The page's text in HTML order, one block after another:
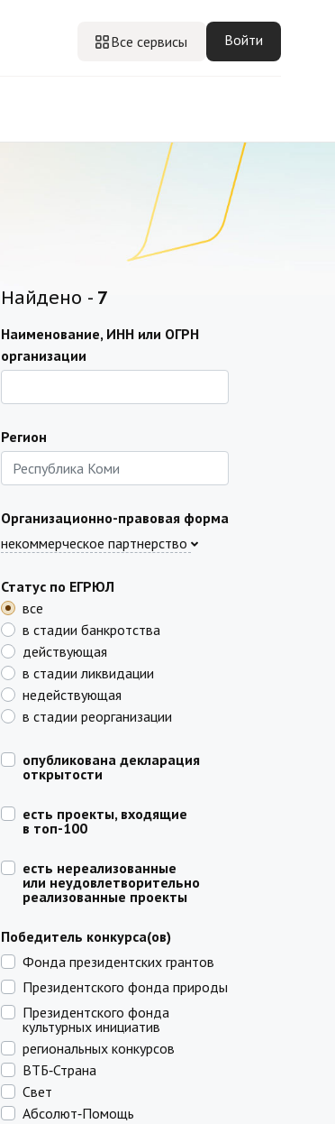
Все сервисы Войти
Найдено - 7
Наименование, ИНН или ОГРН
организации
Регион
Организационно-правовая форма
некоммерческое партнерство
Статус по ЕГРЮЛ
все
в стадии банкротства
действующая
в стадии ликвидации
недействующая
в стадии реорганизации
опубликована декларация
открытости
есть проекты, входящие
в топ-100
есть нереализованные
или неудовлетворительно
реализованные проекты
Победитель конкурса(ов)
Фонда президентских грантов
Президентского фонда природы
Президентского фонда
культурных инициатив
региональных конкурсов
ВТБ‑Страна
Свет
Абсолют‑Помощь